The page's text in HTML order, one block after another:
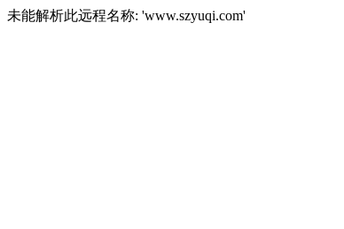
未能解析此远程名称: 'www.szyuqi.com'